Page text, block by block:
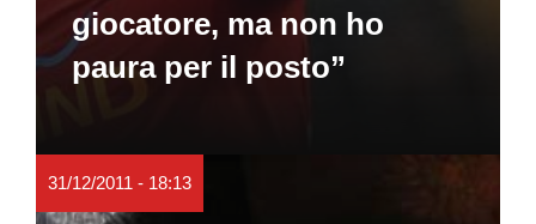
giocatore, ma non ho
paura per il posto”
31/12/2011 - 18:13